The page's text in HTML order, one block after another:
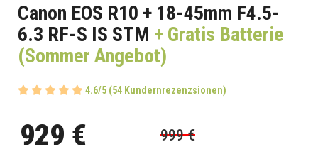
Canon EOS R10 + 18-45mm F4.5-
6.3 RF-S IS STM + Gratis Batterie
(Sommer Angebot)
4.6/5 (54 Kundernrezenzsionen)
929 € 999 €